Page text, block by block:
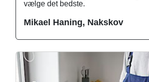
vælge det bedste.
Mikael Haning, Nakskov